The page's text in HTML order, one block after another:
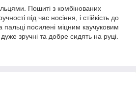
Пошиті з комбінованих
під час носіння, і стійкість до
пальці посилені міцним каучуковим
зручні та добре сидять на руці.